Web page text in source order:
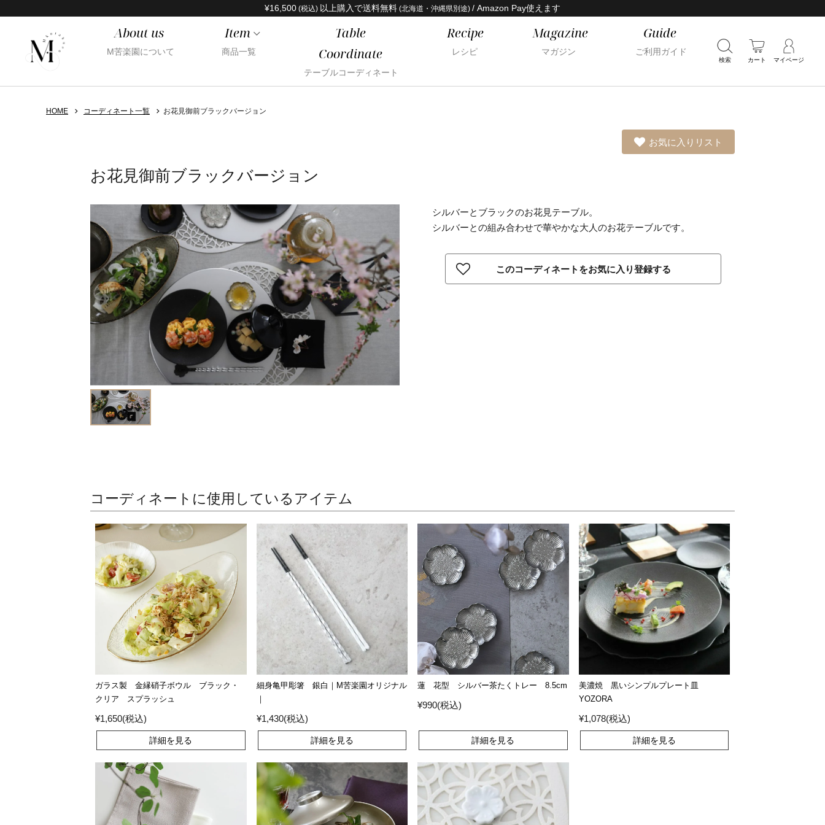
¥16,500 (税込) 以上購入で送料無料 (北海道・沖縄県別途) / Amazon Pay使えます
About us
M苦楽園について
Item
商品一覧
Table
Coordinate
テーブルコーディネート
Recipe
レシピ
Magazine
マガジン
Guide
ご利用ガイド
検索 カート マイページ
HOME コーディネート一覧 お花見御前ブラックバージョン
お気に入りリスト
お花見御前ブラックバージョン
シルバーとブラックのお花見テーブル。
シルバーとの組み合わせで華やかな大人のお花テーブルです。
このコーディネートをお気に入り登録する
コーディネートに使用しているアイテム
ガラス製 金縁硝子ボウル ブラック・
クリア スプラッシュ
¥1,650(税込)
詳細を見る
細身亀甲彫箸 銀白｜M苦楽園オリジナル
｜
¥1,430(税込)
詳細を見る
蓮 花型 シルバー茶たくトレー 8.5cm
¥990(税込)
詳細を見る
美濃焼 黒いシンプルプレート皿
YOZORA
¥1,078(税込)
詳細を見る